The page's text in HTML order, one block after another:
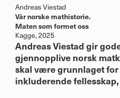
Andreas Viestad
Vår norske mathistorie.
Maten som formet oss
Kagge, 2025
Andreas Viestad gir
gjennopplive norsk
skal være grunnlaget for
inkluderende